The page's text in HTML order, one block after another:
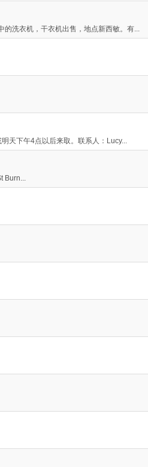
洗衣机，干衣机出售，地点新西敏。有...
天下午4点以后来取。联系人：Lucy...